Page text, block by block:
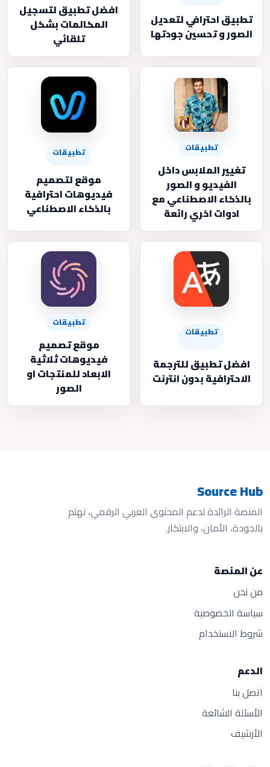
تطبيق احترافي لتعديل
الصور و تحسين جودتها
افضل تطبيق لتسجيل
المكالمات بشكل
تلقائي
تطبيقات
تغيير الملابس داخل
الفيديو و الصور
بالذكاء الاصطناعي مع
ادوات اخري رائعة
تطبيقات
موقع لتصميم
فيديوهات احترافية
بالذكاء الاصطناعي
تطبيقات
افضل تطبيق للترجمة
الاحترافية بدون انترنت
تطبيقات
موقع تصميم
فيديوهات ثلاثية
الابعاد للمنتجات او
الصور
Source Hub
المنصة الرائدة لدعم المحتوى العربي الرقمي، نهتم
بالجودة، الأمان، والابتكار.
عن المنصة
من نحن
سياسة الخصوصية
شروط الاستخدام
الدعم
اتصل بنا
الأسئلة الشائعة
الأرشيف